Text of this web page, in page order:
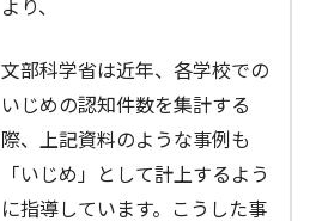
より、
文部科学省は近年、各学校での
いじめの認知件数を集計する
際、上記資料のような事例も
「いじめ」として計上するよう
に指導しています。こうした事